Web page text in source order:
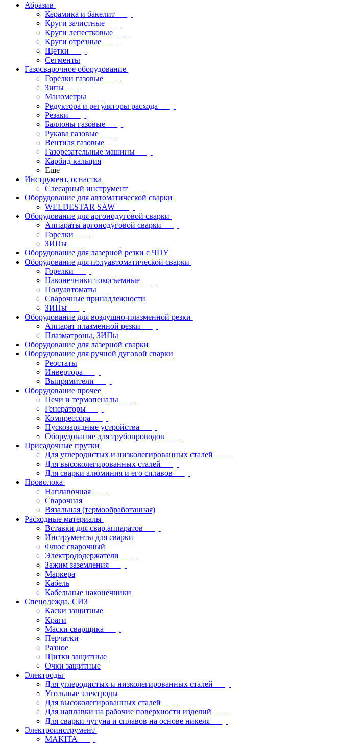
Абразив
Керамика и бакелит
Круги зачистные
Круги лепестковые
Круги отрезные
Щетки
Сегменты
Газосварочное оборудование
Горелки газовые
Зипы
Манометры
Редуктора и регуляторы расхода
Резаки
Баллоны газовые
Рукава газовые
Вентиля газовые
Газорезательные машины
Карбид кальция
Еще
Инструмент, оснастка
Слесарный инструмент
Оборудование для автоматической сварки
WELDESTAR SAW
Оборудование для аргонодуговой сварки
Аппараты аргонодуговой сварки
Горелки
ЗИПы
Оборудование для лазерной резки с ЧПУ
Оборудование для полуавтоматической сварки
Горелки
Наконечники токосъемные
Полуавтоматы
Сварочные принадлежности
ЗИПы
Оборудование для воздушно-плазменной резки
Аппарат плазменной резки
Плазматроны, ЗИПы
Оборудование для лазерной сварки
Оборудование для ручной дуговой сварки
Реостаты
Инвертора
Выпрямители
Оборудование прочее
Печи и термопеналы
Генераторы
Компрессора
Пускозарядные устройства
Оборудование для трубопроводов
Присадочные прутки
Для углеродистых и низколегированных сталей
Для высоколегированных сталей
Для сварки алюминия и его сплавов
Проволока
Наплавочная
Сварочная
Вязальная (термообработанная)
Расходные материалы
Вставки для свар.аппаратов
Инструменты для сварки
Флюс сварочный
Электрододержатели
Зажим заземления
Маркера
Кабель
Кабельные наконечники
Спецодежда, СИЗ
Каски защитные
Краги
Маски сварщика
Перчатки
Разное
Щитки защитные
Очки защитные
Электроды
Для углеродистых и низколегированных сталей
Угольные электроды
Для высоколегированных сталей
Для наплавки на рабочие поверхности изделий
Для сварки чугуна и сплавов на основе никеля
Электроинструмент
МAKITA